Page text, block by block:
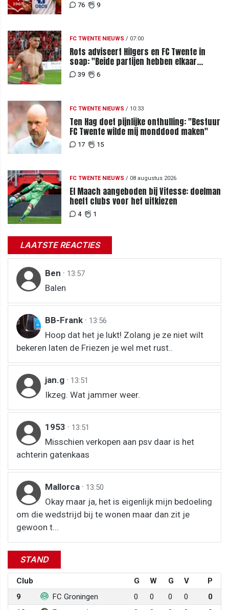
76 9
FC TWENTE NIEUWS / 07:00
Rots adviseert Hilgers en FC Twente in
soap: "Beide partijen hebben elkaar
teleurgesteld"
39 6
FC TWENTE NIEUWS / 10:33
Ten Hag doet pijnlijke onthulling: "Bestuur
FC Twente wilde mij monddood maken"
17 15
FC TWENTE NIEUWS / 08 augustus 2026
El Maach aangeboden bij Vitesse: doelman
heeft clubs voor het uitkiezen
4 1
LAATSTE REACTIES
Ben · 13:57
Balen
BB-Frank · 13:56
Hoop dat het je lukt! Zolang je ze niet wilt
bekeren laten de Friezen je wel met rust..
jan.g · 13:51
Ikzeg. Wat jammer weer.
1953 · 13:51
Misschien verkopen aan psv daar is het
achterin gatenkaas
Mallorca · 13:50
Okay maar ja, het is eigenlijk mijn bedoeling
om die wedstrijd bij te wonen maar dan zit je
gewoon t...
STAND
Club G W G V
P
9
FC Groningen 0 0 0 0
0